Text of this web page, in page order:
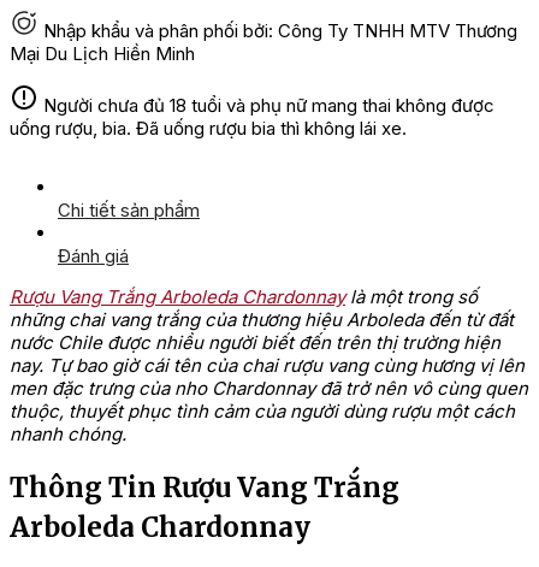
Nhập khẩu và phân phối bởi: Công Ty TNHH MTV Thương
Mại Du Lịch Hiền Minh
Người chưa đủ 18 tuổi và phụ nữ mang thai không được
uống rượu, bia. Đã uống rượu bia thì không lái xe.
Chi tiết sản phẩm
Đánh giá
Rượu Vang Trắng Arboleda Chardonnaylà một trong số
những chai vang trắng của thương hiệu Arboleda đến từ đất
nước Chile được nhiều người biết đến trên thị trường hiện
nay. Tự bao giờ cái tên của chai rượu vang cùng hương vị lên
men đặc trưng của nho Chardonnay đã trở nên vô cùng quen
thuộc, thuyết phục tình cảm của người dùng rượu một cách
nhanh chóng.
Thông Tin Rượu Vang Trắng
Arboleda Chardonnay